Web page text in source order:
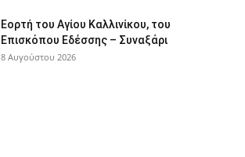
Εορτή του Αγίου Καλλινίκου, του
Επισκόπου Εδέσσης – Συναξάρι
8 Αυγούστου 2026